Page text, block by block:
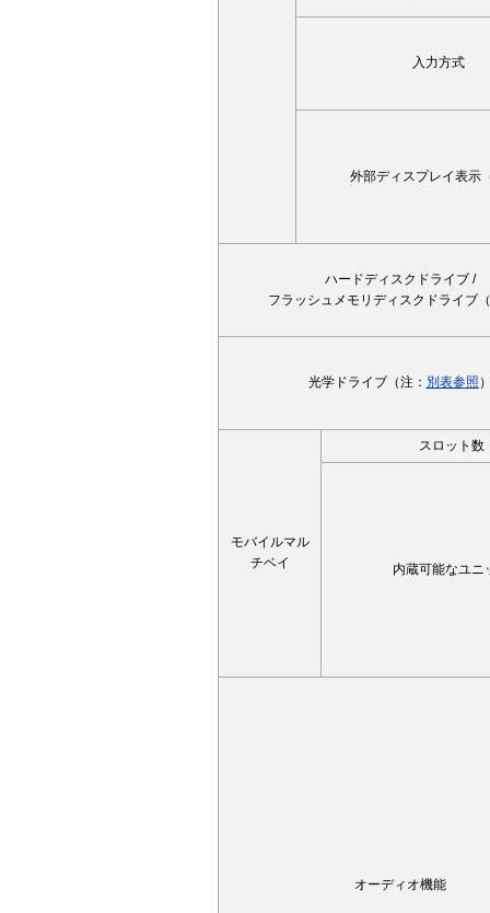
入力方式
外部ディスプレイ表示
ハードディスクドライブ /
フラッシュメモリディスクドライブ（
光学ドライブ（注： 別表参照
モバイルマル
チベイ
スロット数
内蔵可能なユニ
オーディオ機能